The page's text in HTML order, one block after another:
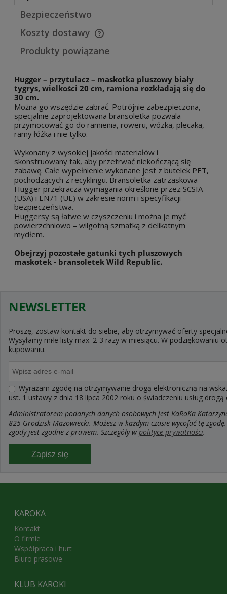
Bezpieczeństwo
Koszty dostawy
Cena nie zawiera ewentualnych kosztów płatności
Produkty powiązane
Hugger – przytulacz – maskotka pluszowy biały
tygrys, wielkości 20 cm, ramiona rozkładają się do
30 cm.
Można go wszędzie zabrać. Potrójnie zabezpieczona,
specjalnie zaprojektowana bransoletka pozwala
przymocować go do ramienia, roweru, wózka, plecaka,
ramy łóżka i nie tylko.
Wykonany z wysokiej jakości materiałów i
skonstruowany tak, aby przetrwać niekończącą się
zabawę. Całe wypełnienie wykonane jest z butelek PET,
pochodzących z recyklingu. Bransoletka zatrzaskowa
Hugger przekracza wymagania określone przez SCSIA
(USA) i EN71 (UE) w zakresie norm i specyfikacji
bezpieczeństwa.
Huggersy są łatwe w czyszczeniu i można je myć
powierzchniowo – wilgotną szmatką z delikatnym
mydłem.
Obejrzyj pozostałe gatunki tych pluszowych
maskotek - bransoletek Wild Republic.
NEWSLETTER
Proszę, zostaw kontakt do siebie, aby otrzymywać oferty
Wysyłamy miłe listy max. 2-3 razy w miesiącu. W
kupowaniu.
Wyrażam zgodę na otrzymywanie drogą elektroniczną na
ust. 1 ustawy z dnia 18 lipca 2002 roku o świadczeniu usług
Administratorem podanych danych osobowych jest KaRoKa
825 Grodzisk Mazowiecki. Możesz w każdym czasie wycofać tę
zgody jest zgodne z prawem. Szczegóły wpolityce prywatności.
Zapisz się
KAROKA
Kontakt
O firmie
Współpraca i hurt
Biuro prasowe
KLUB KAROKI